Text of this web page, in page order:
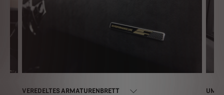
VEREDELTES ARMATURENBRETT